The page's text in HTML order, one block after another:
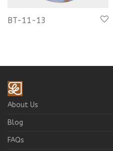
BT-11-13
About Us
Blog
FAQs